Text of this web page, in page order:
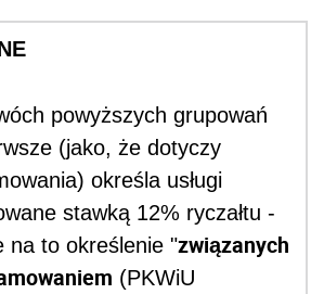
powyższych grupowań
(jako, że dotyczy
określa usługi
stawką 12% ryczałtu -
na to określenie "związanych
(PKWiU